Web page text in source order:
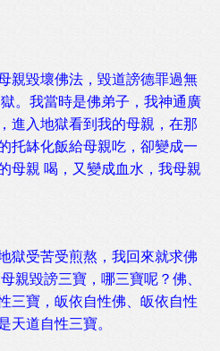
毀壞佛法，毀道謗德罪過無
。我當時是佛弟子，我神通廣
進入地獄看到我的母親，在那
托缽化飯給母親吃，卻變成一
母親 喝，又變成血水，我母親
受苦受煎熬，我回來就求佛
親毀謗三寶，哪三寶呢？佛、
三寶，皈依自性佛、皈依自性
天道自性三寶。